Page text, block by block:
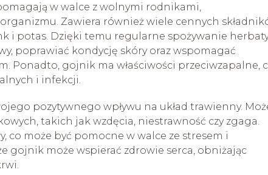
w walce z wolnymi rodnikami,
Zawiera również wiele cennych
i potas. Dzięki temu regularne spożywanie
poprawiać kondycję skóry oraz wspomagać
Ponadto, gojnik ma właściwości przeciwzapalne,
i infekcji.
pozytywnego wpływu na układ trawienny.
takich jak wzdęcia, niestrawność czy zgaga.
co może być pomocne w walce ze stresem i
gojnik może wspierać zdrowie serca, obniżając